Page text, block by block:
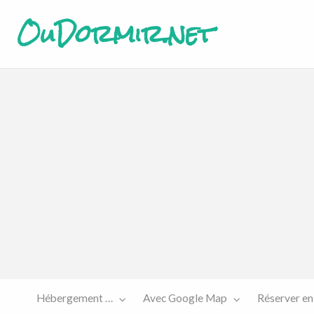
OuDormir.net
Hébergement … Avec Google Map Réserver